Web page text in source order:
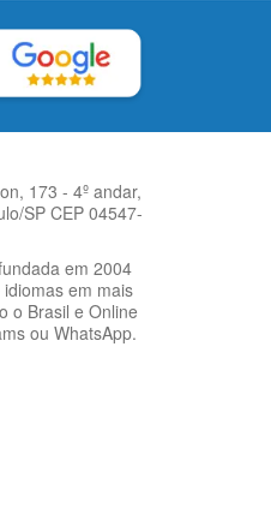
173 - 4º andar,
SP CEP 04547-
em 2004
em mais
o Brasil e Online
ou WhatsApp.